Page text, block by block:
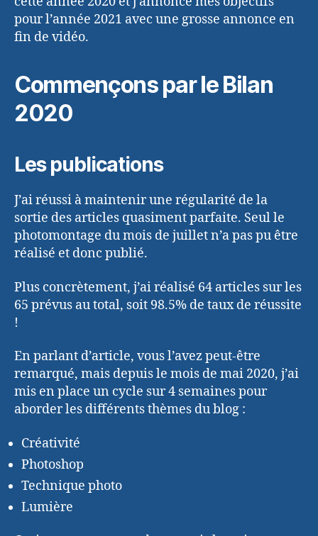
pour l’année 2021 avec une grosse annonce en
fin de vidéo.
Commençons par le Bilan
2020
Les publications
J’ai réussi à maintenir une régularité de la
sortie des articles quasiment parfaite. Seul le
photomontage du mois de juillet n’a pas pu être
réalisé et donc publié.
Plus concrètement, j’ai réalisé 64 articles sur les
65 prévus au total, soit 98.5% de taux de réussite
!
En parlant d’article, vous l’avez peut-être
remarqué, mais depuis le mois de mai 2020, j’ai
mis en place un cycle sur 4 semaines pour
aborder les différents thèmes du blog :
Créativité
Photoshop
Technique photo
Lumière